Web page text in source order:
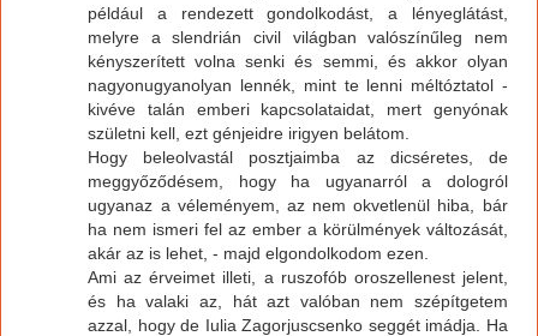
például a rendezett gondolkodást, a lényeglátást,
melyre a slendrián civil világban valószínűleg nem
kényszerített volna senki és semmi, és akkor olyan
nagyonugyanolyan lennék, mint te lenni méltóztatol -
kivéve talán emberi kapcsolataidat, mert genyónak
születni kell, ezt génjeidre irigyen belátom.
Hogy beleolvastál posztjaimba az dicséretes, de
meggyőződésem, hogy ha ugyanarról a dologról
ugyanaz a véleményem, az nem okvetlenül hiba, bár
ha nem ismeri fel az ember a körülmények változását,
akár az is lehet, - majd elgondolkodom ezen.
Ami az érveimet illeti, a ruszofób oroszellenest jelent,
és ha valaki az, hát azt valóban nem szépítgetem
azzal, hogy de Iulia Zagorjuscsenko seggét imádja. Ha